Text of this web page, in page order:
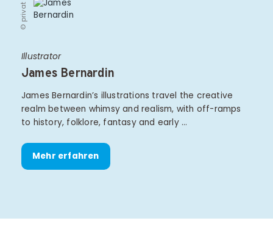
© privat
Illustrator
James Bernardin
James Bernardin’s illustrations travel the creative
realm between whimsy and realism, with off-ramps
to history, folklore, fantasy and early …
Mehr erfahren